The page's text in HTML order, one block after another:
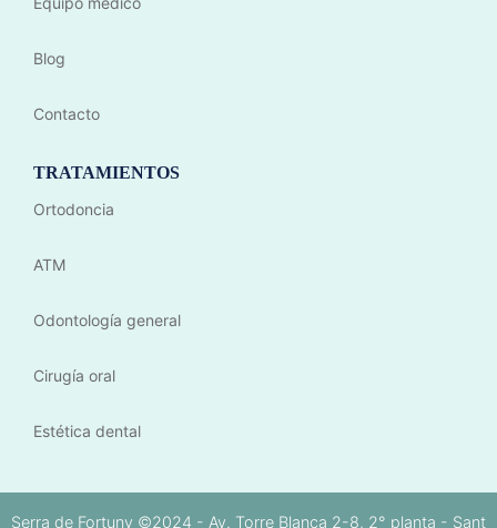
Blog
Contacto
TRATAMIENTOS
Ortodoncia
ATM
Odontología general
Cirugía oral
Estética dental
Serra de Fortuny ©2024 - Av. Torre Blanca 2-8, 2° planta - Sant